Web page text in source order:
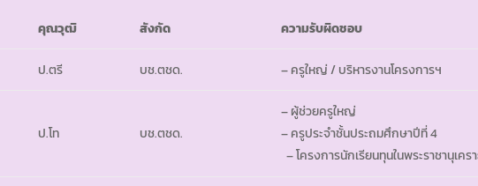
คุณวุฒิ สังกัด ความรับผิดชอบ
ป.ตรี บช.ตชด. – ครูใหญ่ / บริหารงานโครงการฯ
ป.โท บช.ตชด.
– ผู้ช่วยครูใหญ่
– ครูประจำชั้นประถมศึกษาปีที่ 4
– โครงการนักเรียนทุนในพระราชานุเคร